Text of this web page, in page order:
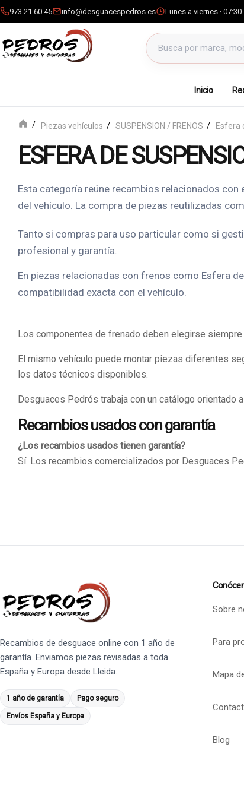
973 21 60 45 info@desguacespedros.es Lunes a viernes · 07:30
Buscar productos
Inicio
Piezas vehículos SUSPENSION / FRENOS Esfera
ESFERA DE
Esta categoría reúne recambios relacionados
del vehículo. La compra de piezas reutilizadas
Tanto si compras para uso particular como si
profesional y garantía.
En piezas relacionadas con frenos como Esfera
compatibilidad exacta con el vehículo.
Los componentes de frenado deben elegirse
El mismo vehículo puede montar piezas diferentes
los datos técnicos disponibles.
Desguaces Pedrós trabaja con un catálogo
Recambios usados con garantía
¿Los recambios usados tienen garantía?
Sí. Los recambios comercializados por Desguaces
Recambios de desguace online con 1 año de
garantía. Enviamos piezas revisadas a toda
España y Europa desde Lleida.
1 año de garantía Pago seguro
Envíos España y Europa
Sobre
Para
Mapa
Blog